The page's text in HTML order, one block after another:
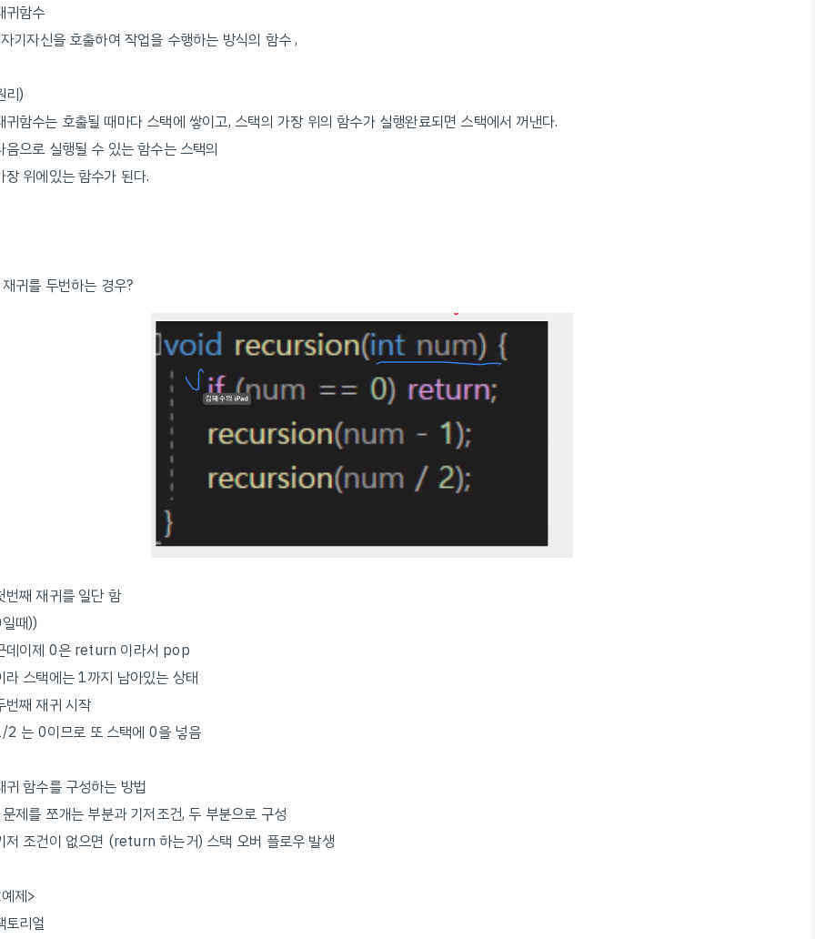
귀함수
기자신을 호출하여 작업을 수행하는 방식의 함수 ,
리)
귀함수는 호출될 때마다 스택에 쌓이고, 스택의 가장 위의 함수가 실행완료되면 스택에서 꺼낸다.
음으로 실행될 수 있는 함수는 스택의
장 위에있는 함수가 된다.
귀를 두번하는 경우?
번째 재귀를 일단 함
때))
데이제 0은 return 이라서 pop
라 스택에는 1까지 남아있는 상태
번째 재귀 시작
2 는 0이므로 또 스택에 0을 넣음
귀 함수를 구성하는 방법
제를 쪼개는 부분과 기저조건, 두 부분으로 구성
저 조건이 없으면 (return 하는거) 스택 오버 플로우 발생
제>
토리얼